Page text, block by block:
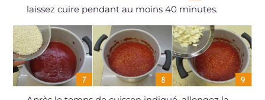
laissez cuire pendant au moins 40 minutes.